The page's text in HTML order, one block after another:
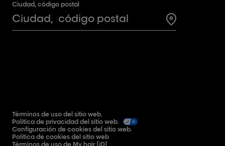
Ciudad, código postal
Search for a
Términos de uso del sitio web.
Política de privacidad del sitio web.
Configuración de cookies del sitio web.
Política de cookies del sitio web
Términos de uso de My hair [iD]